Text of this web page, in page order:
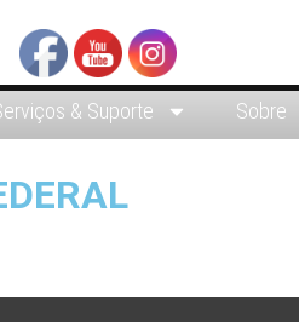
& Suporte Sobre